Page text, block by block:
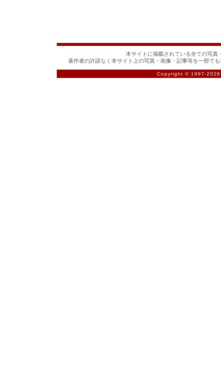
本サイトに掲載されている全ての写真
著作者の許諾なく本サイト上の写真・画像・記事等を一部で
Copyright © 1997-